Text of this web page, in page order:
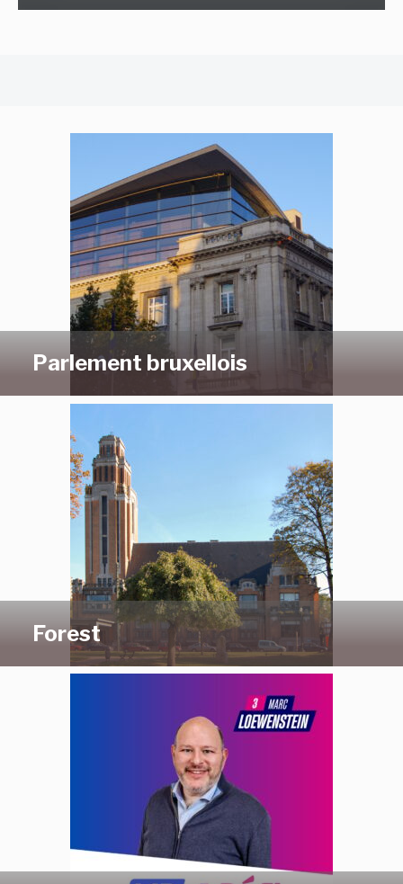
Parlement bruxellois
Forest